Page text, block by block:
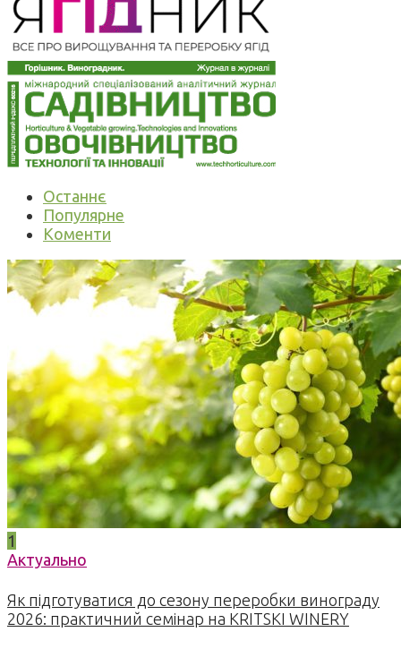
Останнє
Популярне
Коменти
1
Актуально
Як підготуватися до сезону переробки винограду
2026: практичний семінар на KRITSKI WINERY